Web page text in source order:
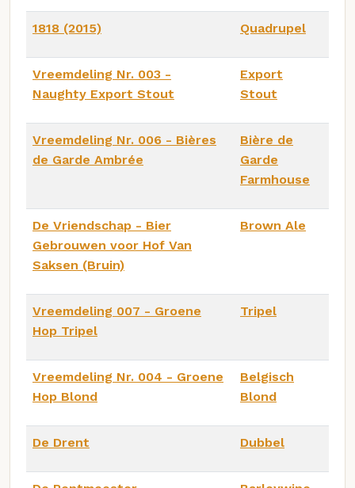
1818 (2015) Quadrupel
Vreemdeling Nr. 003 -
Naughty Export Stout
Export
Stout
Vreemdeling Nr. 006 - Bières
de Garde Ambrée
Bière de
Garde
Farmhouse
De Vriendschap - Bier
Gebrouwen voor Hof Van
Saksen (Bruin)
Brown Ale
Vreemdeling 007 - Groene
Hop Tripel
Tripel
Vreemdeling Nr. 004 - Groene
Hop Blond
Belgisch
Blond
De Drent Dubbel